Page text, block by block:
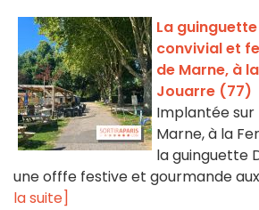
La
convivial et
de Marne, à
Jouarre (77)
Implantée sur
Marne, à la
la guinguette
une offfe festive et gourmande
la suite]